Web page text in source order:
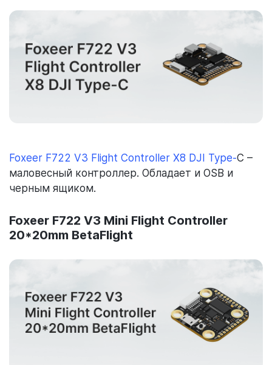
Foxeer F722 V3 Flight Controller X8 DJI Type-C –
маловесный контроллер. Обладает и OSB и
черным ящиком.
Foxeer F722 V3 Mini Flight Controller
20*20mm BetaFlight